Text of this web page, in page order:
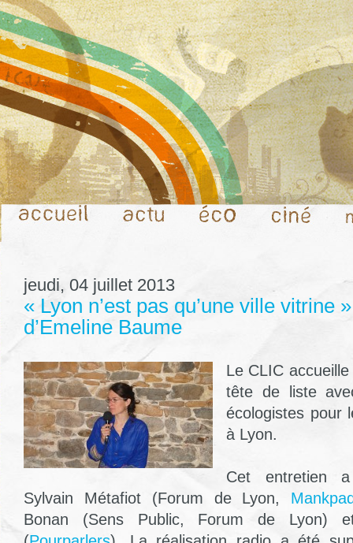
jeudi, 04 juillet 2013
« Lyon n’est pas qu’une ville vitrine
d’Emeline Baume
Le CLIC
tête de liste
écologistes pour
à Lyon.
Cet entretien
Sylvain Métafiot (Forum de Lyon,
Bonan (Sens Public, Forum de Lyon)